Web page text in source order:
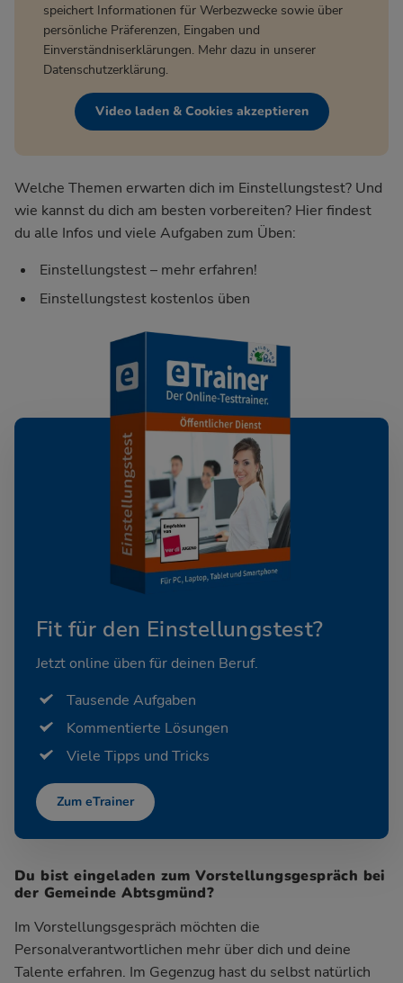
speichert Informationen für Werbezwecke sowie über
persönliche Präferenzen, Eingaben und
Einverständniserklärungen. Mehr dazu in unserer
Datenschutzerklärung.
Video laden & Cookies akzeptieren
Welche Themen erwarten dich im Einstellungstest? Und
wie kannst du dich am besten vorbereiten? Hier findest
du alle Infos und viele Aufgaben zum Üben:
Einstellungstest – mehr erfahren!
Einstellungstest kostenlos üben
Fit für den Einstellungstest?
Jetzt online üben für deinen Beruf.
Tausende Aufgaben
Kommentierte Lösungen
Viele Tipps und Tricks
Zum eTrainer
Du bist eingeladen zum Vorstellungsgespräch bei
der Gemeinde Abtsgmünd?
Im Vorstellungsgespräch möchten die
Personalverantwortlichen mehr über dich und deine
Talente erfahren. Im Gegenzug hast du selbst natürlich